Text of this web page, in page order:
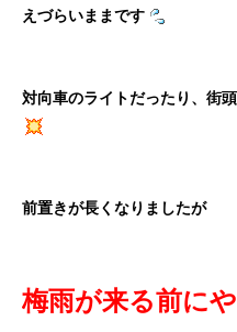
えづらいままです
対向車のライトだったり、街
前置きが長くなりましたが
梅雨が来る前に